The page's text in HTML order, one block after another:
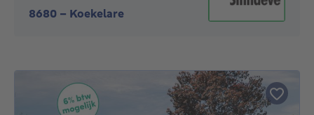
8680 - Koekelare